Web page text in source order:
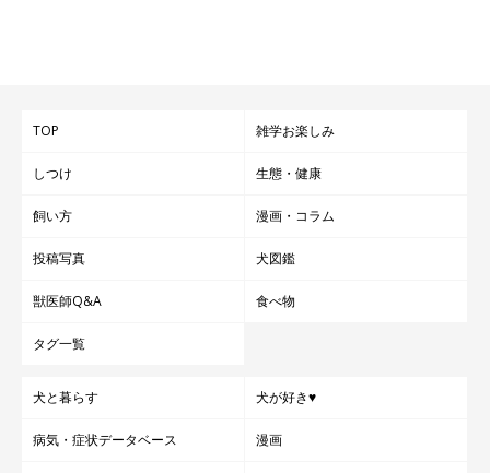
TOP 雑学お楽しみ
しつけ 生態・健康
飼い方 漫画・コラム
投稿写真 犬図鑑
獣医師Q&A 食べ物
タグ一覧
犬と暮らす 犬が好き♥
病気・症状データベース 漫画